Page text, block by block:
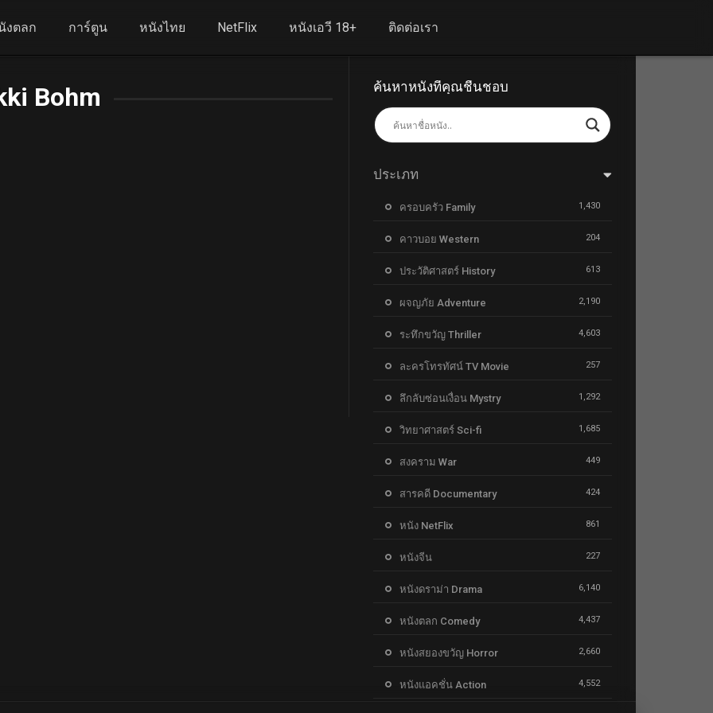
งตลก การ์ตูน หนังไทย NetFlix หนังเอวี 18+ ติดต่อเรา
Bohm ค้นหาหนังที่คุณชื่นชอบ
ประเภท
ครอบครัว Family 1,430
คาวบอย Western 204
ประวัติศาสตร์ History 613
ผจญภัย Adventure 2,190
ระทึกขวัญ Thriller 4,603
ละครโทรทัศน์ TV Movie 257
ลึกลับซ่อนเงื่อน Mystry 1,292
วิทยาศาสตร์ Sci-fi 1,685
สงคราม War 449
สารคดี Documentary 424
หนัง NetFlix 861
หนังจีน 227
หนังดราม่า Drama 6,140
หนังตลก Comedy 4,437
หนังสยองขวัญ Horror 2,660
หนังแอคชั่น Action 4,552